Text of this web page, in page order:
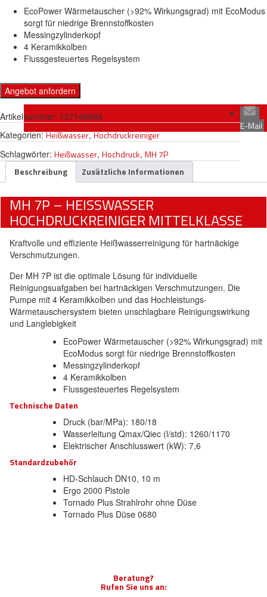
EcoPower Wärmetauscher (>92% Wirkungsgrad) mit EcoModus
sorgt für niedrige Brennstoffkosten
Messingzylinderkopf
4 Keramikkolben
Flussgesteuertes Regelsystem
Angebot anfordern
Artikelnummer: 107146980
Kategorien:Heißwasser,Hochdruckreiniger
Schlagwörter: Heißwasser, Hochdruck, MH 7P
E-Mail
Beschreibung Zusätzliche Informationen
MH 7P – HEISSWASSER H
OCHDRUCKREINIGER MITTELKLASSE
Kraftvolle und effiziente Heißwasserreinigung für hartnäckige
Verschmutzungen.
Der MH 7P ist die optimale Lösung für individuelle
Reinigungsuafgaben bei hartnäckigen Verschmutzungen. Die
Pumpe mit 4 Keramikkolben und das Hochleistungs-
Wärmetauschersystem bieten unschlagbare Reinigungswirkung
und Langlebigkeit
EcoPower Wärmetauscher (>92% Wirkungsgrad) mit
EcoModus sorgt für niedrige Brennstoffkosten
Messingzylinderkopf
4 Keramikkolben
Flussgesteuertes Regelsystem
Technische Daten
Druck (bar/MPa): 180/18
Wasserleitung Qmax/Qiec (l/std): 1260/1170
Elektrischer Anschlusswert (kW): 7,6
Standardzubehör
HD-Schlauch DN10, 10 m
Ergo 2000 Pistole
Tornado Plus Strahlrohr ohne Düse
Tornado Plus Düse 0680
Beratung?
Rufen Sie uns an: